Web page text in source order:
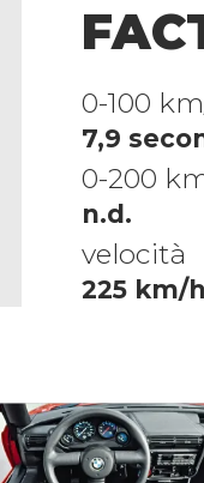
0-100
7,9
0-200
n.d.
velocità
225 km/h